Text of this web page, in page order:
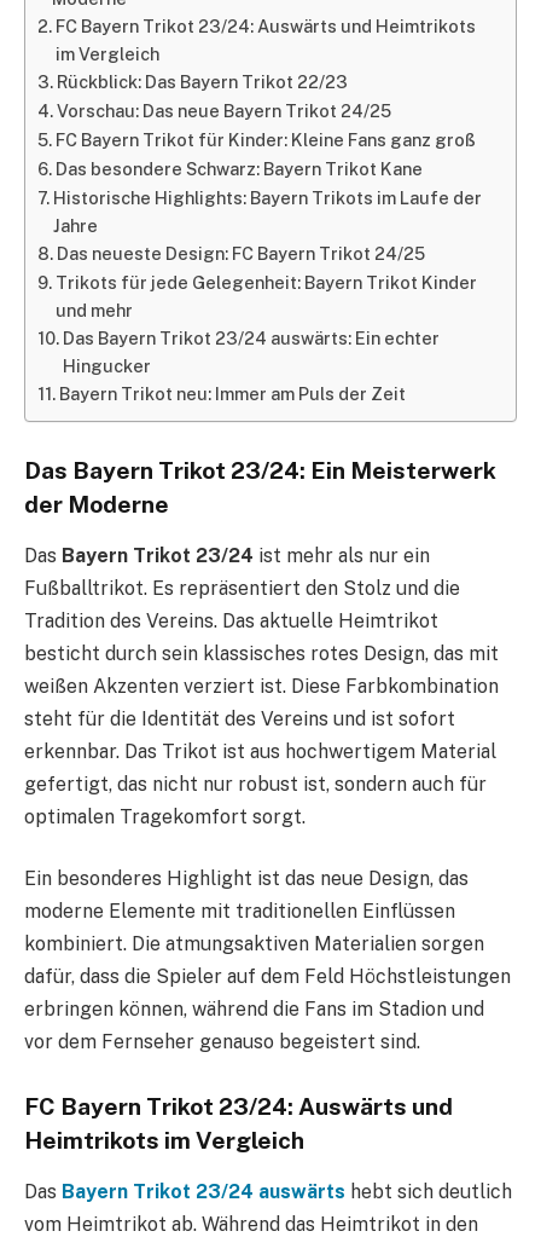
FC Bayern Trikot 23/24: Auswärts und Heimtrikots
im Vergleich
Rückblick: Das Bayern Trikot 22/23
Vorschau: Das neue Bayern Trikot 24/25
FC Bayern Trikot für Kinder: Kleine Fans ganz groß
Das besondere Schwarz: Bayern Trikot Kane
Historische Highlights: Bayern Trikots im Laufe der
Jahre
Das neueste Design: FC Bayern Trikot 24/25
Trikots für jede Gelegenheit: Bayern Trikot Kinder
und mehr
Das Bayern Trikot 23/24 auswärts: Ein echter
Hingucker
Bayern Trikot neu: Immer am Puls der Zeit
Das Bayern Trikot 23/24: Ein Meisterwerk
der Moderne
Das Bayern Trikot 23/24 ist mehr als nur ein
Fußballtrikot. Es repräsentiert den Stolz und die
Tradition des Vereins. Das aktuelle Heimtrikot
besticht durch sein klassisches rotes Design, das mit
weißen Akzenten verziert ist. Diese Farbkombination
steht für die Identität des Vereins und ist sofort
erkennbar. Das Trikot ist aus hochwertigem Material
gefertigt, das nicht nur robust ist, sondern auch für
optimalen Tragekomfort sorgt.
Ein besonderes Highlight ist das neue Design, das
moderne Elemente mit traditionellen Einflüssen
kombiniert. Die atmungsaktiven Materialien sorgen
dafür, dass die Spieler auf dem Feld Höchstleistungen
erbringen können, während die Fans im Stadion und
vor dem Fernseher genauso begeistert sind.
FC Bayern Trikot 23/24: Auswärts und
Heimtrikots im Vergleich
Das Bayern Trikot 23/24 auswärts hebt sich deutlich
vom Heimtrikot ab. Während das Heimtrikot in den